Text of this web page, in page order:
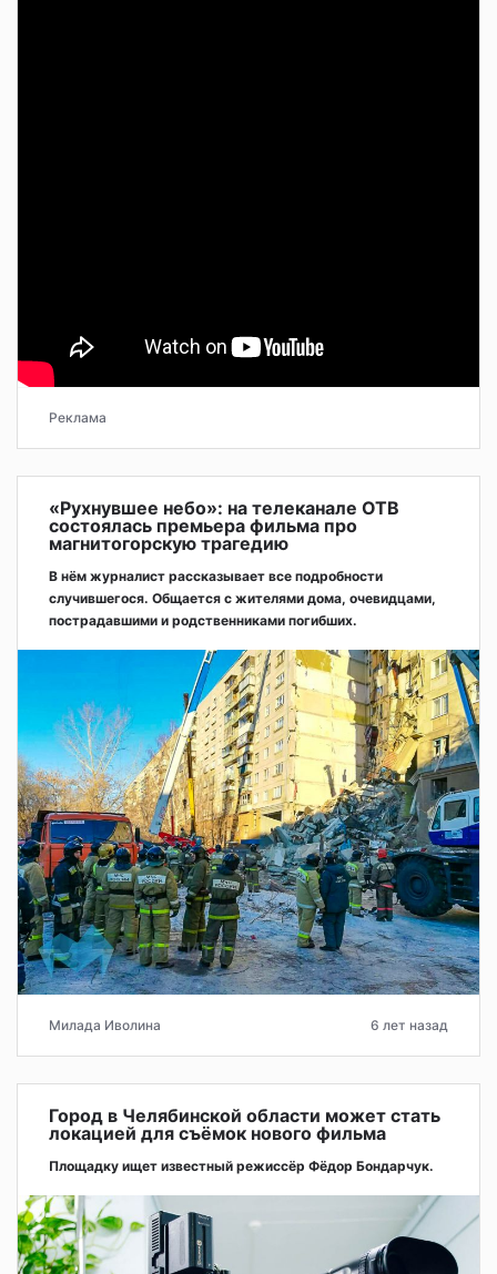
Реклама
«Рухнувшее небо»: на телеканале ОТВ
состоялась премьера фильма про
магнитогорскую трагедию
В нём журналист рассказывает все подробности
случившегося. Общается с жителями дома, очевидцами,
пострадавшими и родственниками погибших.
Милада Иволина 6 лет назад
Город в Челябинской области может стать
локацией для съёмок нового фильма
Площадку ищет известный режиссёр Фёдор Бондарчук.